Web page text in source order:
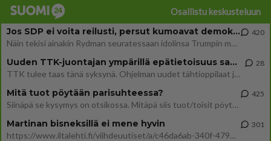
Osallistu keskusteluun
Jos SDP ei voita reilusti, persut kumoavat demokratian Suomesta
Näin tekisi ainakin Rydman seuratessaan idolinsa Trumpin mallia https://www.is.fi/politiikka/art-2000012187244.html
420
Uuden TTK-juontajan ympärillä epätietoisuus sakenee - Nyt MTV hämmentää soppaa
TTK tulee taas tänä syksynä. Ohjelman uudet tähtioppilaat julkistetaan torstaina 6. elokuuta klo 14 alkavassa lehdistö
28
Mitä tuot pöytään parisuhteessa?
Siinäpä se kysymys on otsikossa. Mitäpä siis tuot/toisit pöytään parisuhteessa? Oletko mies vai nainen? Koetko sen mitä
425
Martinan bisneksillä ei mene hyvin
https://www.iltalehti.fi/viihdeuutiset/a/c46da6ab-340f-4790-aaa7-0865eed2336 Yrityksen konkurssihakemus on tullut kärä
301